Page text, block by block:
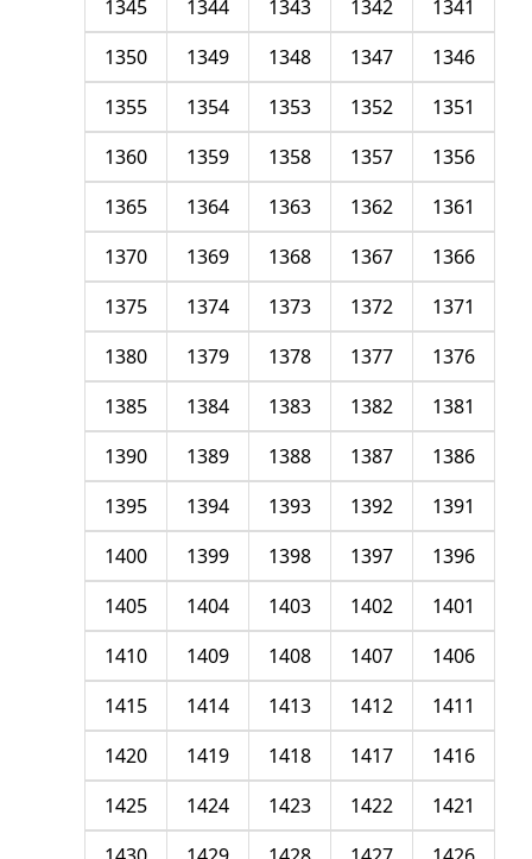
1341
1342
1343
1344
1345
1346
1347
1348
1349
1350
1351
1352
1353
1354
1355
1356
1357
1358
1359
1360
1361
1362
1363
1364
1365
1366
1367
1368
1369
1370
1371
1372
1373
1374
1375
1376
1377
1378
1379
1380
1381
1382
1383
1384
1385
1386
1387
1388
1389
1390
1391
1392
1393
1394
1395
1396
1397
1398
1399
1400
1401
1402
1403
1404
1405
1406
1407
1408
1409
1410
1411
1412
1413
1414
1415
1416
1417
1418
1419
1420
1421
1422
1423
1424
1425